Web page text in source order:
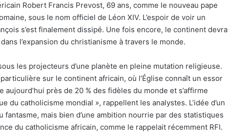
Robert Francis Prevost, 69 ans, comme le nouveau pape
sous le nom officiel de Léon XIV. L’espoir de voir un
s’est finalement dissipé. Une fois encore, le continent devra
l’expansion du christianisme à travers le monde.
les projecteurs d’une planète en pleine mutation religieuse.
sur le continent africain, où l’Église connaît un essor
aujourd’hui près de 20 % des fidèles du monde et s’affirme
du catholicisme mondial », rappellent les analystes. L’idée d’un
fantasme, mais bien d’une ambition nourrie par des statistiques
du catholicisme africain, comme le rappelait récemment RFI.